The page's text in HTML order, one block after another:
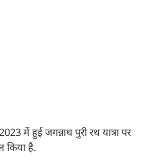
में हुई जगन्नाथ पुरी रथ यात्रा पर
किया है.